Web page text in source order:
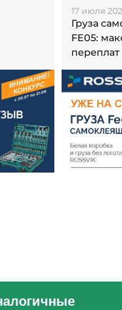
17 июля
Груза
FE05:
переплат